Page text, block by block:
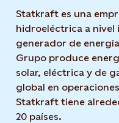
Statkraft es una
hidroeléctrica a nivel
generador de
Grupo produce
solar, eléctrica y de
global en
Statkraft tiene
20 países.